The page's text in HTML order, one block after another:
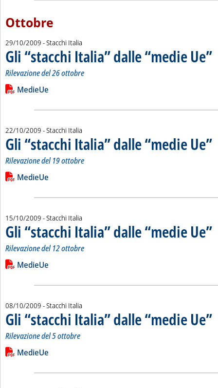
Ottobre
29/10/2009 - Stacchi Italia
Gli “stacchi Italia” dalle “medie Ue”..
Rilevazione del 26 ottobre
Leggi tutta la notizia: 'Gli “stacchi Italia” dalle “medie Ue”'
Lista allegati PDF alla notizia
MedieUe
22/10/2009 - Stacchi Italia
Gli “stacchi Italia” dalle “medie Ue”..
Rilevazione del 19 ottobre
Leggi tutta la notizia: 'Gli “stacchi Italia” dalle “medie Ue”'
Lista allegati PDF alla notizia
MedieUe
15/10/2009 - Stacchi Italia
Gli “stacchi Italia” dalle “medie Ue”..
Rilevazione del 12 ottobre
Leggi tutta la notizia: 'Gli “stacchi Italia” dalle “medie Ue”'
Lista allegati PDF alla notizia
MedieUe
08/10/2009 - Stacchi Italia
Gli “stacchi Italia” dalle “medie Ue”..
Rilevazione del 5 ottobre
Leggi tutta la notizia: 'Gli “stacchi Italia” dalle “medie Ue”'
Lista allegati PDF alla notizia
MedieUe